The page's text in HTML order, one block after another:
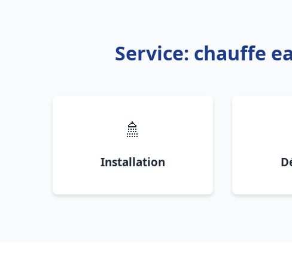
Service: chauffe
🚿
Installation